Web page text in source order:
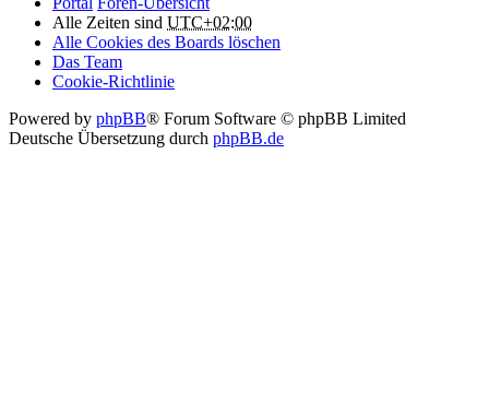
Alle Zeiten sind UTC+02:00
Alle Cookies des Boards löschen
Das Team
Cookie-Richtlinie
Powered by phpBB® Forum Software © phpBB Limited
Deutsche Übersetzung durch phpBB.de